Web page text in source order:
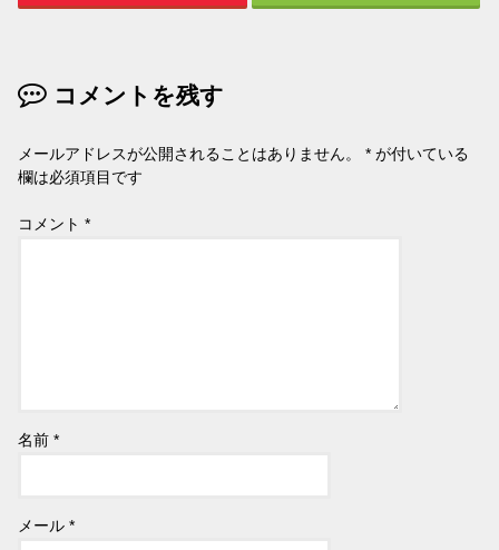
コメントを残す
メールアドレスが公開されることはありません。 * が付いている
欄は必須項目です
コメント*
名前*
メール*